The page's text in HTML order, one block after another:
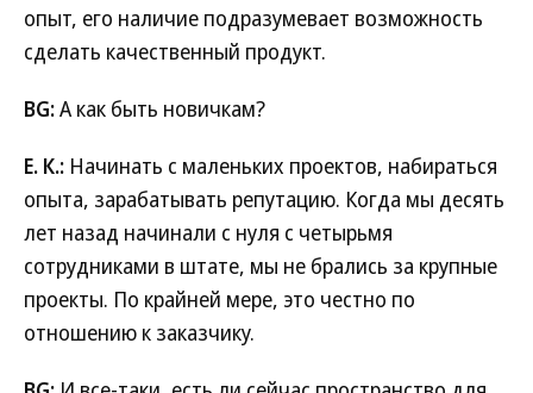
опыт, его наличие подразумевает возможность
сделать качественный продукт.
BG:А как быть новичкам?
Е. К.: Начинать с маленьких проектов, набираться
опыта, зарабатывать репутацию. Когда мы десять
лет назад начинали с нуля с четырьмя
сотрудниками в штате, мы не брались за крупные
проекты. По крайней мере, это честно по
отношению к заказчику.